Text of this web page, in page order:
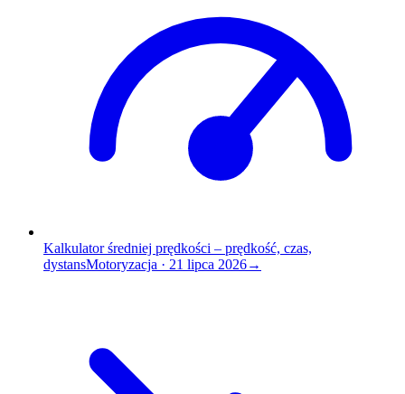
Kalkulator średniej prędkości – prędkość, czas,
dystansMotoryzacja · 21 lipca 2026→